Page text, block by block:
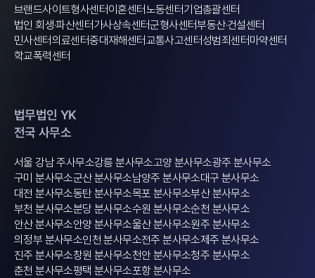
브랜드사이트형사센터이혼센터노동센터기업총괄센터
법인 회생·파산센터가사상속센터군형사센터부동산·건설센터
민사센터의료센터중대재해센터교통사고센터성범죄센터마약센터
학교폭력센터
법무법인 YK
전국 사무소
서울 강남 주사무소강릉 분사무소고양 분사무소광주 분사무소
구미 분사무소군산 분사무소남양주 분사무소대구 분사무소
대전 분사무소동탄 분사무소목포 분사무소부산 분사무소
부천 분사무소분당 분사무소수원 분사무소순천 분사무소
안산 분사무소안양 분사무소울산 분사무소원주 분사무소
의정부 분사무소인천 분사무소전주 분사무소제주 분사무소
진주 분사무소창원 분사무소천안 분사무소청주 분사무소
춘천 분사무소평택 분사무소포항 분사무소